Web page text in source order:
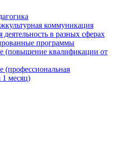
коммуникация
в разных сферах
программы
(повышение квалификации от
(профессиональная
1 месяц)